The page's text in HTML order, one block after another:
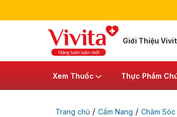
Giới Thiệu
Xem Thuốc Thực Phẩm
Trang chủ / Cẩm Nang / Chăm